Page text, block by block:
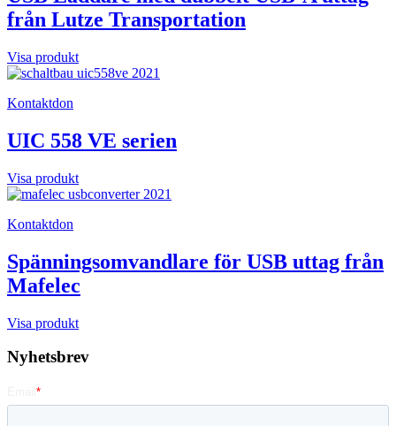
från Lutze Transportation
Visa produkt
Kontaktdon
UIC 558 VE serien
Visa produkt
Kontaktdon
Spänningsomvandlare för USB uttag från
Mafelec
Visa produkt
Nyhetsbrev